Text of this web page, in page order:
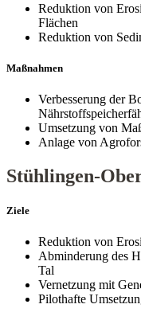
Reduktion von
Flächen
Reduktion von
Maßnahmen
Verbesserung der
Umsetzung von
Anlage von
Stühlingen-
Ziele
Reduktion von
Abminderung des
Tal
Vernetzung mit
Pilothafte